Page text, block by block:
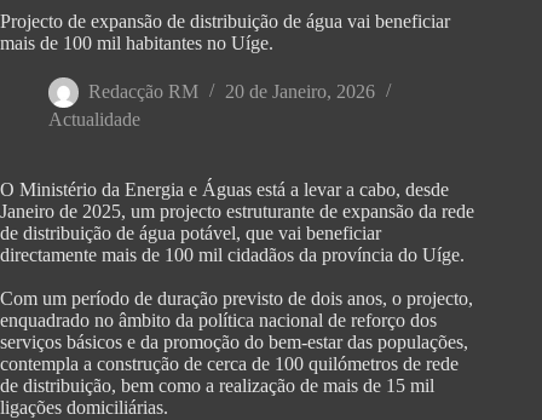
Projecto de expansão de distribuição de água vai beneficiar
mais de 100 mil habitantes no Uíge.
Redacção RM
20 de Janeiro, 2026
Actualidade
‎O Ministério da Energia e Águas está a levar a cabo, desde
Janeiro de 2025, um projecto estruturante de expansão da rede
de distribuição de água potável, que vai beneficiar
directamente mais de 100 mil cidadãos da província do Uíge.
‎Com um período de duração previsto de dois anos, o projecto,
enquadrado no âmbito da política nacional de reforço dos
serviços básicos e da promoção do bem-estar das populações,
contempla a construção de cerca de 100 quilómetros de rede
de distribuição, bem como a realização de mais de 15 mil
ligações domiciliárias.